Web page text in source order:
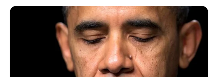
✅ Kelebihan Bus Listrik Persija
Klub pertama di Indonesia– jadi pelopor
penggunaan bus listrik di sepak bola nasional
Baterai 290,4 kWh– jarak tempuh hingga 420